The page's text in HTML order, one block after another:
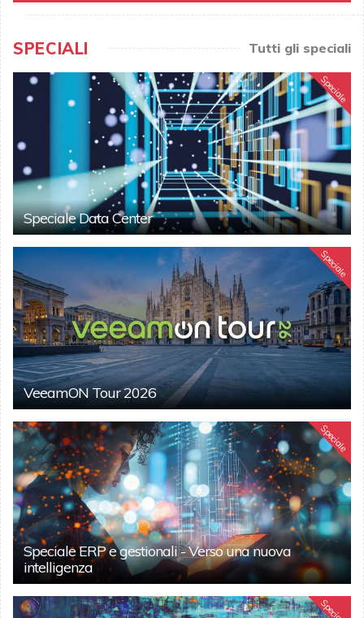
SPECIALI Tutti gli speciali
Speciale
Speciale Data Center
Speciale
VeeamON Tour 2026
Speciale
Speciale ERP e gestionali - Verso una nuova
intelligenza